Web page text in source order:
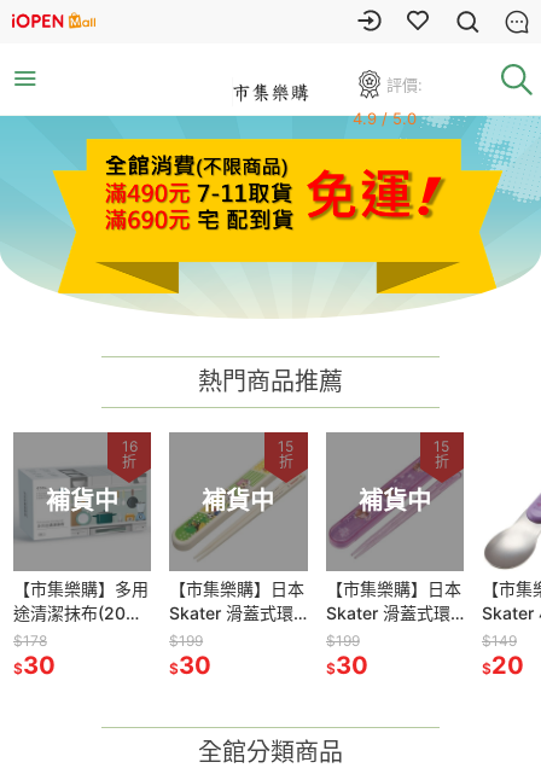
評價:
4.9 / 5.0
熱門商品推薦
補貨中
16
折
【市集樂購】多用
途清潔抹布(20片
裝)(效
期:2030/05/15)
$178
$30
補貨中
15
折
【市集樂購】日本
Skater 滑蓋式環
保筷組-巧虎
$199
$30
補貨中
15
折
【市集樂購】日本
Skater 滑蓋式環
保筷組-小公主蘇
菲亞
$199
$30
【市
Skater
菲亞湯
$149
$20
全館分類商品